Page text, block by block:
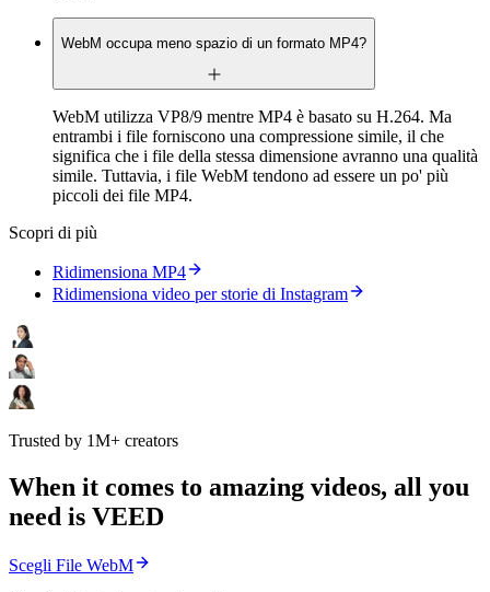
WebM occupa meno spazio di un formato MP4?
WebM utilizza VP8/9 mentre MP4 è basato su H.264. Ma
entrambi i file forniscono una compressione simile, il che
significa che i file della stessa dimensione avranno una qualità
simile. Tuttavia, i file WebM tendono ad essere un po' più
piccoli dei file MP4.
Scopri di più
Ridimensiona MP4
Ridimensiona video per storie di Instagram
Trusted by 1M+ creators
When it comes to amazing videos, all you
need is VEED
Scegli File WebM